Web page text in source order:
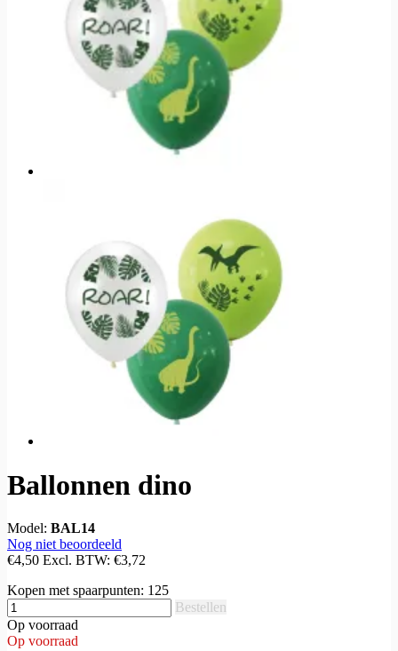
Ballonnen dino
Model: BAL14
Nog niet beoordeeld
€4,50 Excl. BTW: €3,72
Kopen met spaarpunten: 125
Bestellen
Op voorraad
Op voorraad